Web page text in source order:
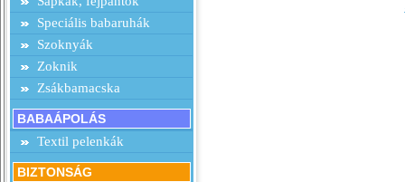
Speciális babaruhák
Szoknyák
Zoknik
Zsákbamacska
BABAÁPOLÁS
Textil pelenkák
BIZTONSÁG